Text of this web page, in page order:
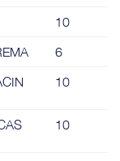
10
6
10
10